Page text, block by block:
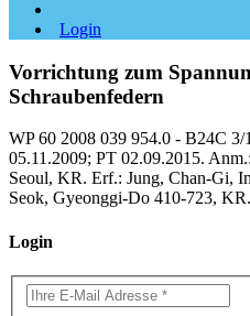
Login
Vorrichtung zum
Schraubenfedern
WP 60 2008 039 954.0 - B24C
05.11.2009; PT 02.09.2015.
Seoul, KR. Erf.: Jung, Chan-Gi,
Seok, Gyeonggi-Do 410-723, KR.
Login